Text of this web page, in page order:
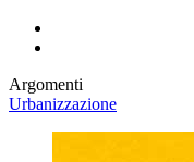
Argomenti
Urbanizzazione